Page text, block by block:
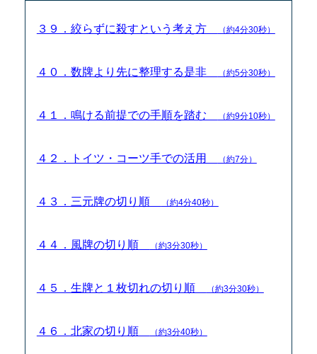
３９．絞らずに殺すという考え方 （約4分30秒）
４０．数牌より先に整理する是非 （約5分30秒）
４１．鳴ける前提での手順を踏む （約9分10秒）
４２．トイツ・コーツ手での活用 （約7分）
４３．三元牌の切り順 （約4分40秒）
４４．風牌の切り順 （約3分30秒）
４５．生牌と１枚切れの切り順 （約3分30秒）
４６．北家の切り順 （約3分40秒）